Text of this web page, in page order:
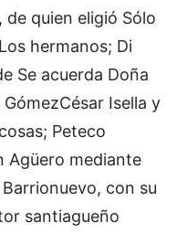
de quien eligió Sólo
hermanos; Di
Se acuerda Doña
Isella y
Peteco
Agüero mediante
con su
santiagueño